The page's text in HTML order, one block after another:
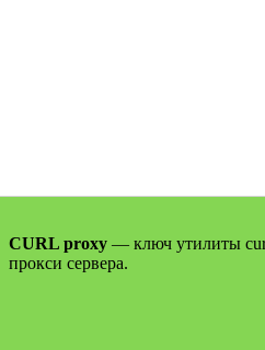
CURL proxy — ключ утилиты
прокси сервера.